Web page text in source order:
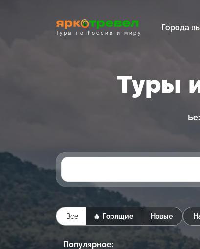
Туры по России и миру
Города
Туры
Все 🔥 Горящие Новые
Популярное: